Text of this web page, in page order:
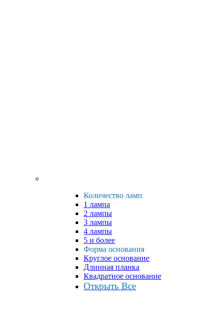
Количество ламп
1 лампа
2 лампы
3 лампы
4 лампы
5 и более
Форма основания
Круглое основание
Длинная планка
Квадратное основание
Открыть Все